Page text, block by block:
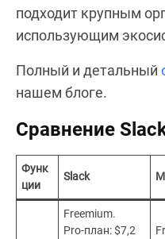
подходит крупным
использующим
Полный и детальный
нашем блоге.
Сравнение
Функ
ции
Slack
Freemium.
Pro-план: $7,2